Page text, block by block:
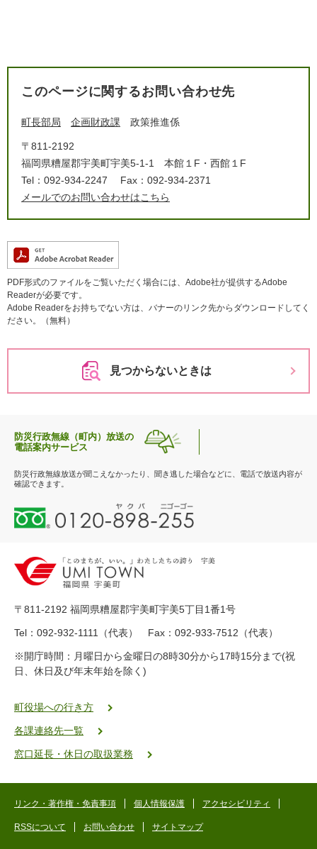
このページに関するお問い合わせ先
町長部局 企画財政課 政策推進係
〒811-2192
福岡県糟屋郡宇美町宇美5-1-1 本館１F・西館１F
Tel：092-934-2247
Fax：092-934-2371
メールでのお問い合わせはこちら
PDF形式のファイルをご覧いただく場合には、Adobe社が提供するAdobe
Readerが必要です。
Adobe Readerをお持ちでない方は、バナーのリンク先からダウンロードしてく
ださい。（無料）
見つからないときは
防災行政無線（町内）放送の
電話案内サービス
防災行政無線放送が聞こえなかったり、聞き逃した場合などに、電話で放送内容が
確認できます。
0
1
-
8
-
5
5
ク
二
ゴ
〒811-2192 福岡県糟屋郡宇美町宇美5丁目1番1号
Tel：092-932-1111（代表） Fax：092-933-7512（代表）
※開庁時間：月曜日から金曜日の8時30分から17時15分まで(祝
日、休日及び年末年始を除く)
町役場への行き方
各課連絡先一覧
窓口延長・休日の取扱業務
リンク・著作権・免責事項 個人情報保護 アクセシビリティ
RSSについて お問い合わせ サイトマップ